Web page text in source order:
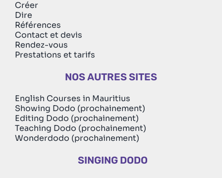
Créer
Dire
Références
Contact et devis
Rendez-vous
Prestations et tarifs
NOS AUTRES SITES
English Courses in Mauritius
Showing Dodo (prochainement)
Editing Dodo (prochainement)
Teaching Dodo (prochainement)
Wonderdodo (prochainement)
SINGING DODO